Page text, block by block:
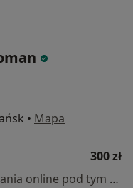
• Mapa
300 zł
Specjalista nie oferuje umawiania online pod tym adresem.